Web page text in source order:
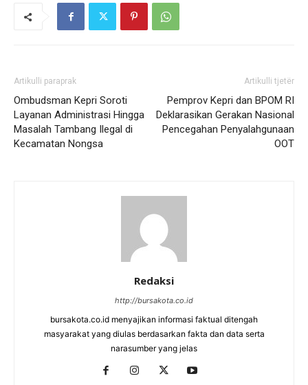
Artikulli paraprak
Ombudsman Kepri Soroti
Layanan Administrasi Hingga
Masalah Tambang Ilegal di
Kecamatan Nongsa
Artikulli tjetër
Pemprov Kepri dan BPOM RI
Deklarasikan Gerakan Nasional
Pencegahan Penyalahgunaan
OOT
Redaksi
http://bursakota.co.id
bursakota.co.id menyajikan informasi faktual ditengah
masyarakat yang diulas berdasarkan fakta dan data serta
narasumber yang jelas